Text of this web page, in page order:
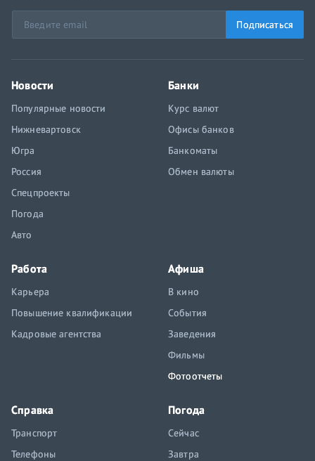
Подписаться
Новости
Популярные новости
Нижневартовск
Югра
Россия
Спецпроекты
Погода
Авто
Банки
Курс валют
Офисы банков
Банкоматы
Обмен валюты
Работа
Карьера
Повышение квалификации
Кадровые агентства
Афиша
В кино
События
Заведения
Фильмы
Фотоотчеты
Справка
Транспорт
Телефоны
Погода
Сейчас
Завтра